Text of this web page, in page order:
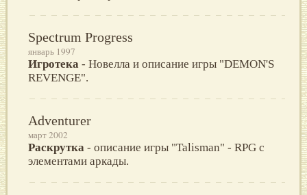
Spectrum Progress
январь 1997
Игротека - Новелла и описание игры "DEMON'S
REVENGE".
Adventurer
март 2002
Раскрутка - описание игры "Talisman" - RPG с
элементами аркады.